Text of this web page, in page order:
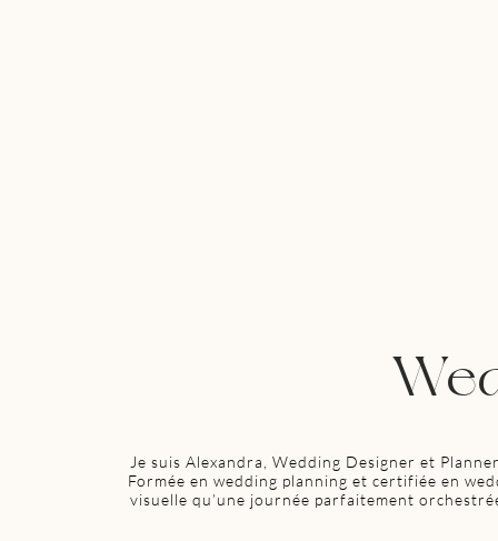
Je suis Alexandra, Wedding Designer et
Formée en wedding planning et certifiée en
visuelle qu’une journée parfaitement